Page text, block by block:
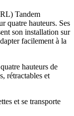
Tandem
quatre hauteurs. Ses
son installation sur
facilement à la
hauteurs de
rétractables et
et se transporte